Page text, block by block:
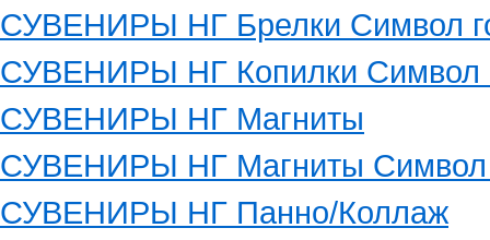
СУВЕНИРЫ НГ Брелки Символ
СУВЕНИРЫ НГ Копилки Символ
СУВЕНИРЫ НГ Магниты
СУВЕНИРЫ НГ Магниты Символ
СУВЕНИРЫ НГ Панно/Коллаж